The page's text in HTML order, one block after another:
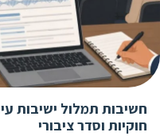
חשיבות תמלול ישיבות
חוקיות וסדר ציבורי